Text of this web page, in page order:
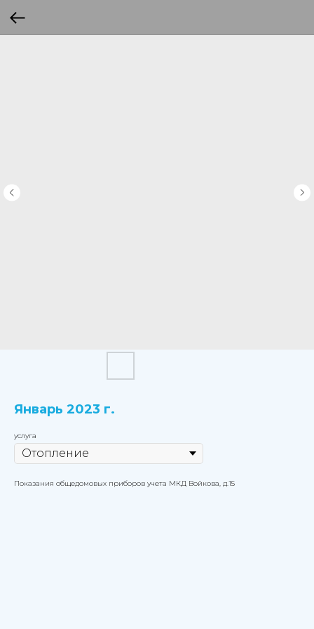
Январь 2023 г.
услуга
Показания общедомовых приборов учета МКД Войкова, д.15